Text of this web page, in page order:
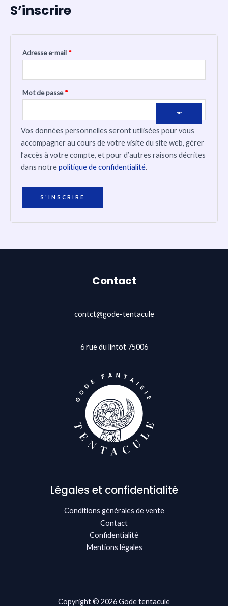
S’inscrire
Adresse e-mail *
Mot de passe*
Vos données personnelles seront utilisées pour vous
accompagner au cours de votre visite du site web, gérer
l’accès à votre compte, et pour d’autres raisons décrites
dans notrepolitique de confidentialité.
S’INSCRIRE
Contact
contct@gode-tentacule
6 rue du lintot 75006
Légales et confidentialité
Conditions générales de vente
Contact
Confidentialité
Mentions légales
Copyright © 2026 Gode tentacule